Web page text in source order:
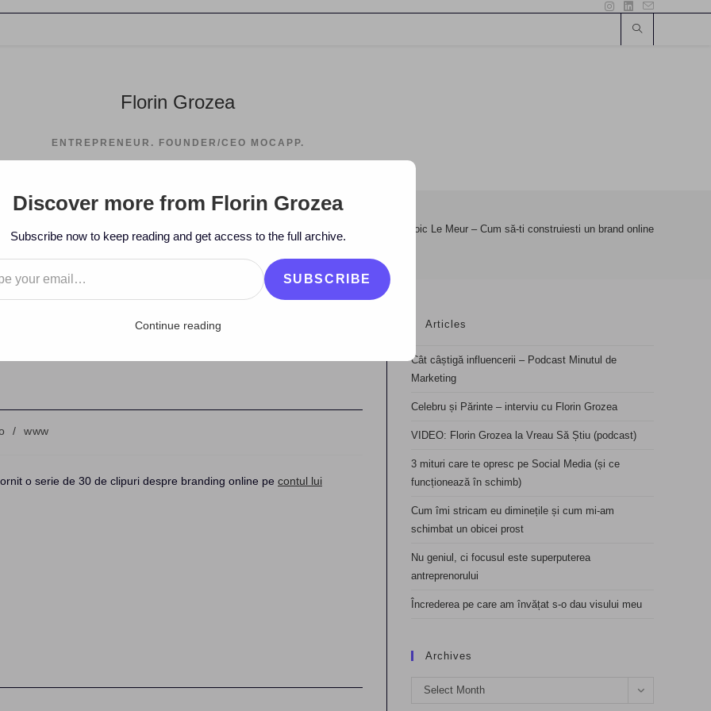
Florin Grozea
ENTREPRENEUR. FOUNDER/CEO MOCAPP.
September 2 > Video: Loic Le Meur – Cum să-ti construiesti un brand online
să-ti construiesti un
/ www
o serie de 30 de clipuri despre branding online pe contul lui
Articles
Cât câștigă influencerii – Podcast Minutul de
Marketing
Celebru și Părinte – interviu cu Florin Grozea
VIDEO: Florin Grozea la Vreau Să Știu (podcast)
3 mituri care te opresc pe Social Media (și ce
funcționează în schimb)
Cum îmi stricam eu diminețile și cum mi-am
schimbat un obicei prost
Nu geniul, ci focusul este superputerea
antreprenorului
Încrederea pe care am învățat s-o dau visului meu
Archives
Archives
Select Month
Discover more from Florin Grozea
Subscribe now to keep reading and get access to the full archive.
SUBSCRIBE
Continue reading